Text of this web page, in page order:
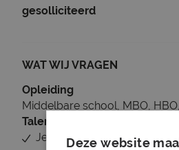
gesolliciteerd
WAT WIJ VRAGEN
Opleiding
Middelbare school, MBO,
Talen
Je beheerst Nederlands
Deze website